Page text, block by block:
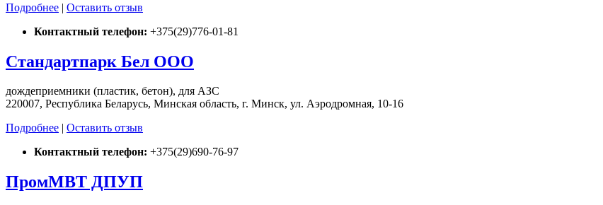
Подробнее | Оставить отзыв
Контактный телефон: +375(29)776-01-81
Стандартпарк Бел ООО
дождеприемники (пластик, бетон), для АЗС
220007, Республика Беларусь, Минская область, г. Минск, ул. Аэродромная, 10-16
Подробнее | Оставить отзыв
Контактный телефон: +375(29)690-76-97
ПромМВТ ДПУП